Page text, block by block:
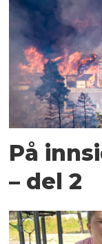
På
– del 2